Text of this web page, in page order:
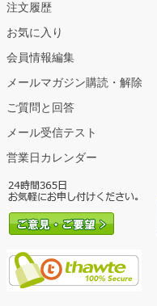
注文履歴
お気に入り
会員情報編集
メールマガジン購読・解除
ご質問と回答
メール受信テスト
営業日カレンダー